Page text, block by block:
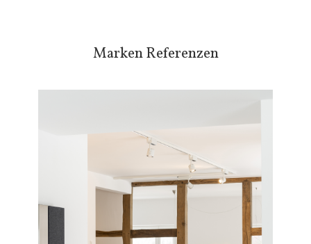
Marken Referenzen